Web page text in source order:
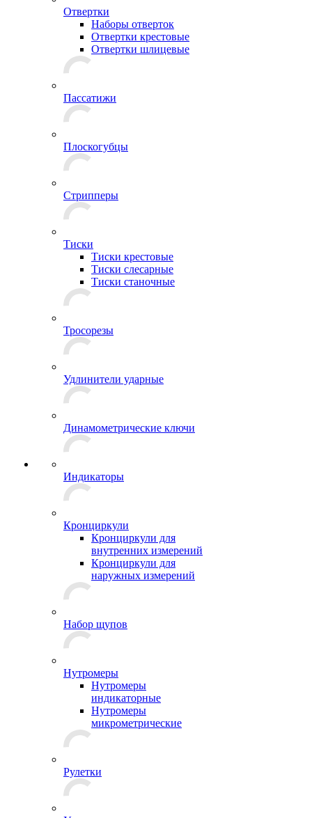
Отвертки
Наборы отверток
Отвертки крестовые
Отвертки шлицевые
Пассатижи
Плоскогубцы
Стрипперы
Тиски
Тиски крестовые
Тиски слесарные
Тиски станочные
Тросорезы
Удлинители ударные
Динамометрические ключи
Индикаторы
Кронциркули
Кронциркули для
внутренних измерений
Кронциркули для
наружных измерений
Набор щупов
Нутромеры
Нутромеры
индикаторные
Нутромеры
микрометрические
Рулетки